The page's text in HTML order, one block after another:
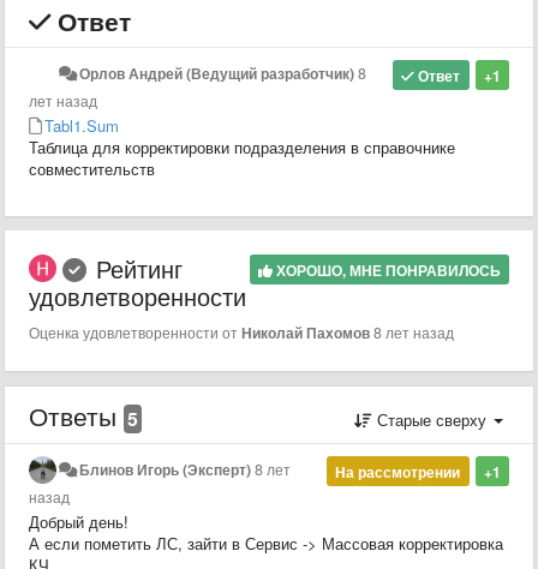
Ответ
+1
Ответ
Орлов Андрей (Ведущий разработчик)8
лет назад
Tabl1.Sum
Таблица для корректировки подразделения в справочнике
совместительств
ХОРОШО, МНЕ ПОНРАВИЛОСЬ
Рейтинг
удовлетворенности
Оценка удовлетворенности отНиколай Пахомов8 лет назад
Ответы 5 Старые сверху
+1
На рассмотрении
Блинов Игорь (Эксперт)8 лет
назад
Добрый день!
А если пометить ЛС, зайти в Сервис -> Массовая корректировка
КЧ